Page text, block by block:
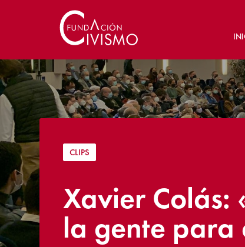
CLIPS
Xavier Colás:
la gente para